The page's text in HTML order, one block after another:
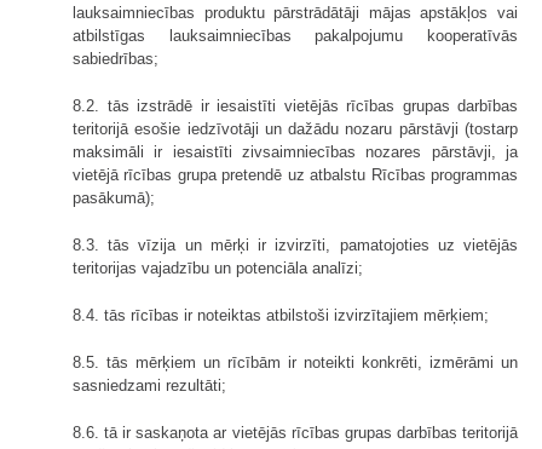
lauksaimniecības produktu pārstrādātāji mājas apstākļos vai
atbilstīgas lauksaimniecības pakalpojumu kooperatīvās
sabiedrības;
8.2. tās izstrādē ir iesaistīti vietējās rīcības grupas darbības
teritorijā esošie iedzīvotāji un dažādu nozaru pārstāvji (tostarp
maksimāli ir iesaistīti zivsaimniecības nozares pārstāvji, ja
vietējā rīcības grupa pretendē uz atbalstu Rīcības programmas
pasākumā);
8.3. tās vīzija un mērķi ir izvirzīti, pamatojoties uz vietējās
teritorijas vajadzību un potenciāla analīzi;
8.4. tās rīcības ir noteiktas atbilstoši izvirzītajiem mērķiem;
8.5. tās mērķiem un rīcībām ir noteikti konkrēti, izmērāmi un
sasniedzami rezultāti;
8.6. tā ir saskaņota ar vietējās rīcības grupas darbības teritorijā